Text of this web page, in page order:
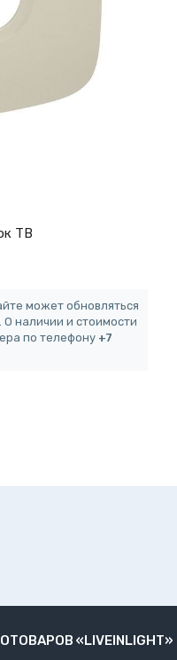
ТВ
может обновляться
О наличии и стоимости
по телефону +7
«LIVEINLIGHT»